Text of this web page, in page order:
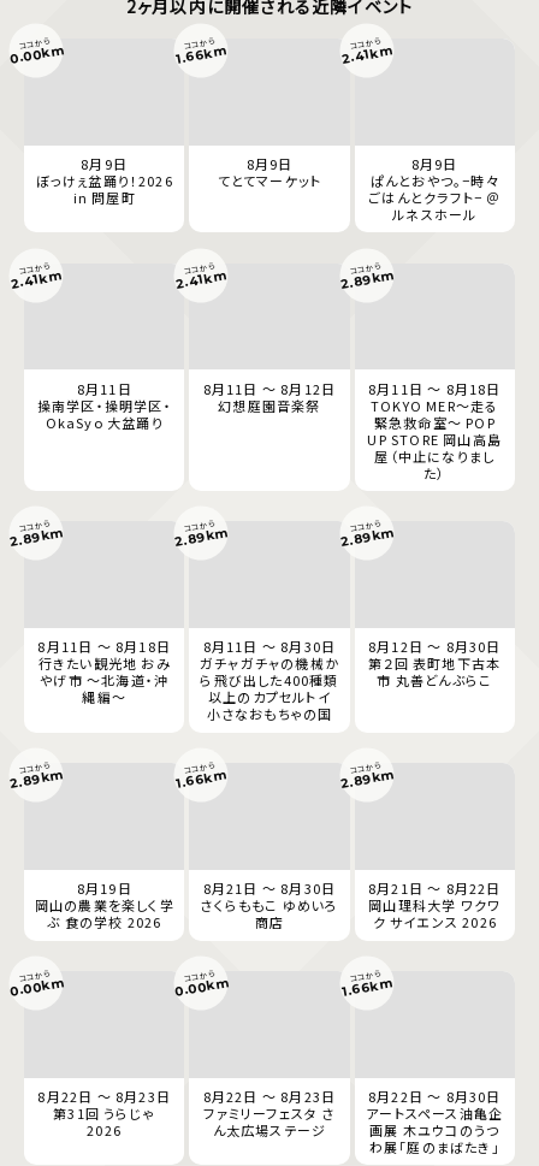
2ヶ月以内に開催される近隣イベント
8月9日
ぼっけぇ盆踊り！2026
in 問屋町
ココから
0.00km
8月9日
てとてマーケット
ココから
1.66km
8月9日
ぱんとおやつ。−時々
ごはんとクラフト− ＠
ルネスホール
ココから
2.41km
8月11日
操南学区・操明学区・
OkaSyo 大盆踊り
ココから
2.41km
8月11日 ～ 8月12日
幻想庭園音楽祭
ココから
2.41km
8月11日 ～ 8月18日
TOKYO MER～走る
緊急救命室～ POP
UP STORE 岡山高島
屋（中止になりまし
た）
ココから
2.89km
8月11日 ～ 8月18日
行きたい観光地 おみ
やげ市 ～北海道・沖
縄編～
ココから
2.89km
8月11日 ～ 8月30日
ガチャガチャの機械か
ら飛び出した400種類
以上のカプセルトイ
小さなおもちゃの国
ココから
2.89km
8月12日 ～ 8月30日
第２回 表町地下古本
市 丸善どんぶらこ
ココから
2.89km
8月19日
岡山の農業を楽しく学
ぶ 食の学校 2026
ココから
2.89km
8月21日 ～ 8月30日
さくらももこ ゆめいろ
商店
ココから
1.66km
8月21日 ～ 8月22日
岡山理科大学 ワクワ
ク サイエンス 2026
ココから
2.89km
8月22日 ～ 8月23日
第31回 うらじゃ
2026
ココから
0.00km
8月22日 ～ 8月23日
ファミリーフェスタ さ
ん太広場ステージ
ココから
0.00km
8月22日 ～ 8月30日
アートスペース油亀企
画展 木ユウコのうつ
わ展「庭のまばたき」
ココから
1.66km